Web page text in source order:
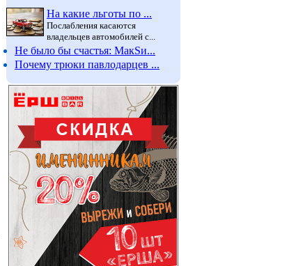
На какие льготы по ...
Послабления касаются
владельцев автомобилей с...
Не было бы счастья: МакSи...
Почему трюки павлодарцев ...